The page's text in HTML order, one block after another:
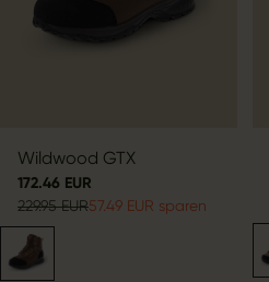
Wildwood GTX
172.46 EUR
229.95 EUR57.49 EUR sparen